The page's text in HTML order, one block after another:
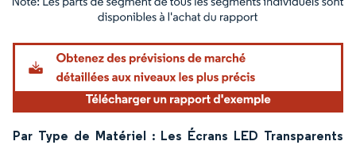
Image © Mordor Intelligence. La réutilisation nécessite une attribution sous CC BY
Par Type de Matériel : Les Écrans LED Transparents